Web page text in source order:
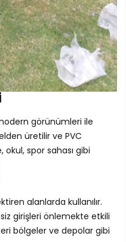
görünümleri ile
üretilir ve PVC
spor sahası gibi
alanlarda kullanılır.
girişleri önlemekte etkili
bölgeler ve depolar gibi